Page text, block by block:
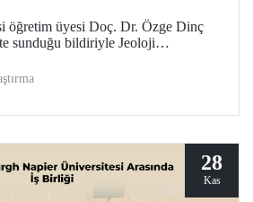
öğretim üyesi Doç. Dr. Özge Dinç
sunduğu bildiriyle Jeoloji
"En İyi Bildiri Ödülü"ne
28
Kas